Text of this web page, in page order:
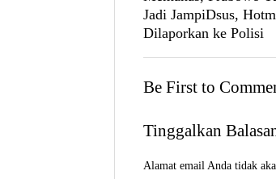
Jadi JampiDsus,
Dilaporkan ke Polisi
Be First to
Tinggalkan
Alamat email Anda tidak